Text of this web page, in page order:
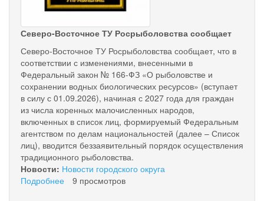
Северо-Восточное ТУ Росрыболовства сообщает
Северо-Восточное ТУ Росрыболовства сообщает, что в
соответствии с изменениями, внесенными в
Федеральный закон № 166-ФЗ «О рыболовстве и
сохранении водных биологических ресурсов» (вступает
в силу с 01.09.2026), начиная с 2027 года для граждан
из числа коренных малочисленных народов,
включенных в список лиц, формируемый Федеральным
агентством по делам национальностей (далее – Список
лиц), вводится беззаявительный порядок осуществления
традиционного рыболовства.
Новости: Новости городского округа
Подробнее
9 просмотров